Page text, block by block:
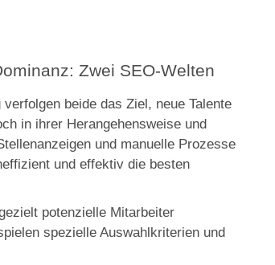
Zwei SEO-Welten
beide das Ziel, neue Talente
in ihrer Herangehensweise und
und manuelle Prozesse
und effektiv die besten
potenzielle Mitarbeiter
spezielle Auswahlkriterien und